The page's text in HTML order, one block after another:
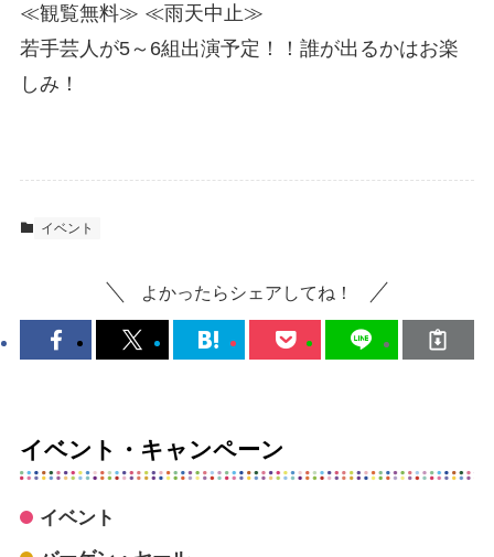
≪観覧無料≫ ≪雨天中止≫
若手芸人が5～6組出演予定！！誰が出るかはお楽
しみ！
イベント
よかったらシェアしてね！
イベント・キャンペーン
イベント